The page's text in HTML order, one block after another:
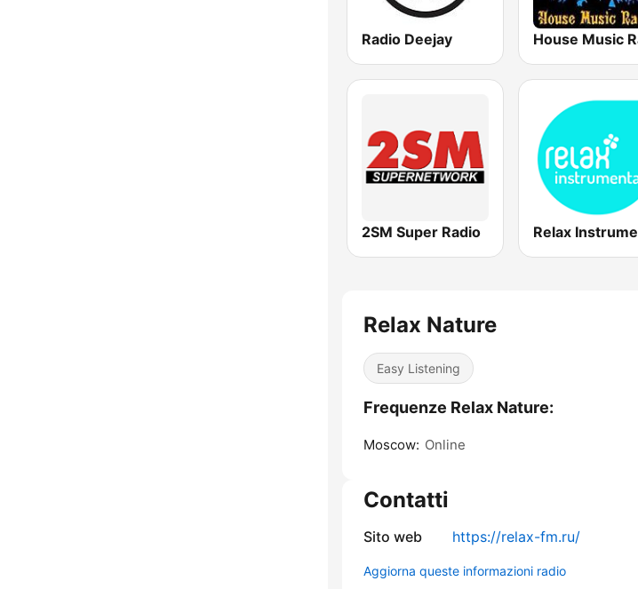
Radio Deejay
2SM Super Radio
Relax Nature
Easy Listening
Frequenze Relax Nature:
Moscow: Online
Contatti
Sito web https://relax-fm.ru/
Aggiorna queste informazioni radio